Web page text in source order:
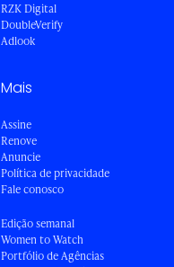
RZK Digital
DoubleVerify
Adlook
Mais
Assine
Renove
Anuncie
Política de privacidade
Fale conosco
Edição semanal
Women to Watch
Portfólio de Agências